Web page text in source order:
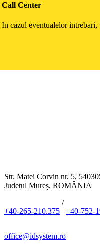
Call Center
In cazul eventualelor
Str. Matei Corvin nr. 5,
Județul Mureș, ROMÂNIA
+40-265-210.375
/
+40-752-
office@idsystem.ro